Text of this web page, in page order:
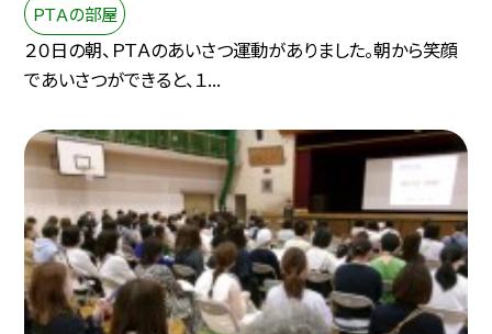
ＰＴＡの部屋
２０日の朝、ＰＴＡのあいさつ運動がありました。朝から笑顔
であいさつができると、１...